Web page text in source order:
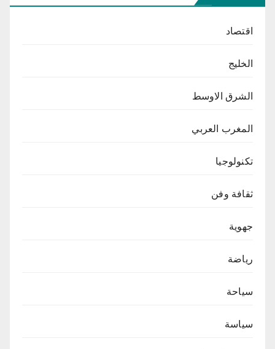
اقتصاد
الخليج
الشرق الاوسط
المغرب العربي
تكنولوجيا
ثقافة وفن
جهوية
رياضة
سياحة
سياسة